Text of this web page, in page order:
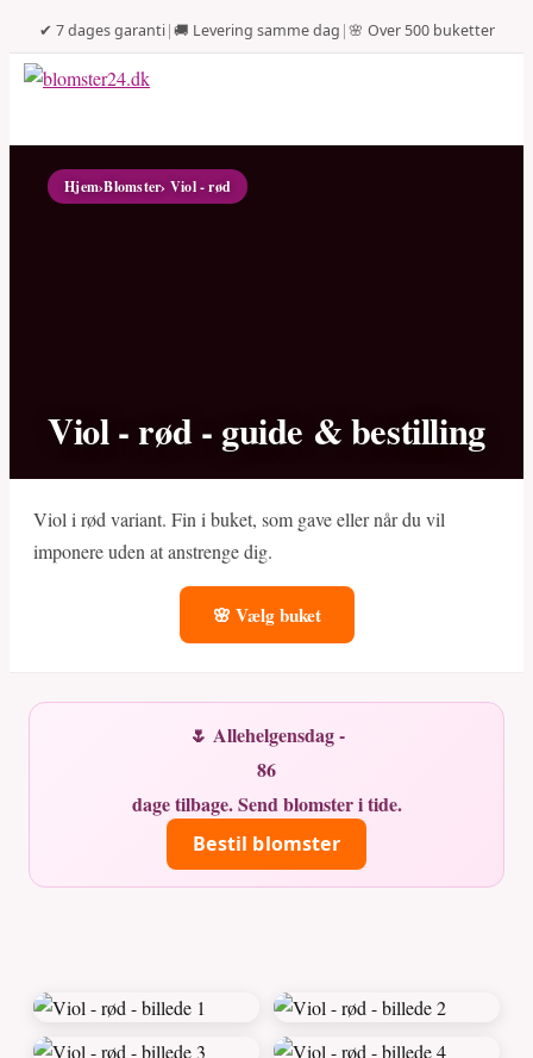
✔ 7 dages garanti|🚚 Levering samme dag |🌸 Over 500 buketter
Hjem›Blomster› Viol - rød
Viol - rød - guide & bestilling
Viol i rød variant. Fin i buket, som gave eller når du vil
imponere uden at anstrenge dig.
🌸 Vælg buket
🌷 Allehelgensdag -
86
dage tilbage. Send blomster i tide.
Bestil blomster